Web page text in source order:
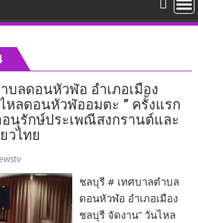
บลดอนหัวฬ่อ อำเภอเมือง
หลดอนหัวฬ่ออมตะ ” ครั้งแรก
อนุรักษ์ประเพณีสงกรานต์และ
วไทย
ชลบุรี # เทศบาลตำบล
ดอนหัวฬ่อ อำเภอเมือง
ชลบุรี จัดงาน” วันไหล